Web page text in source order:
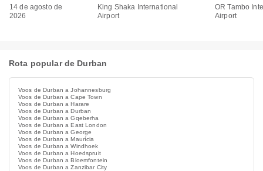
14 de agosto de
2026
King Shaka International
Airport
OR Tambo
Airport
Rota popular de Durban
Voos de Durban a Johannesburg
Voos de Durban a Cape Town
Voos de Durban a Harare
Voos de Durban a Durban
Voos de Durban a Gqeberha
Voos de Durban a East London
Voos de Durban a George
Voos de Durban a Maurícia
Voos de Durban a Windhoek
Voos de Durban a Hoedspruit
Voos de Durban a Bloemfontein
Voos de Durban a Zanzibar City